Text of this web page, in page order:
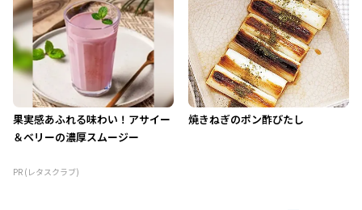
果実感あふれる味わい！アサイー
＆ベリーの濃厚スムージー
PR (レタスクラブ)
焼きねぎのポン酢びたし